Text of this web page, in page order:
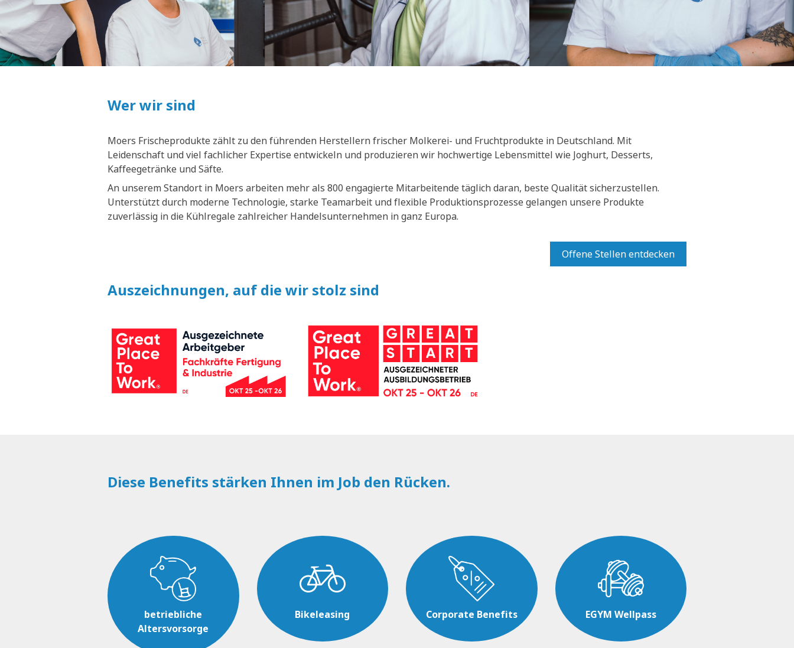
Wer wir sind
Moers Frischeprodukte zählt zu den führenden Herstellern frischer Molkerei- und Fruchtprodukte in Deutschland. Mit
Leidenschaft und viel fachlicher Expertise entwickeln und produzieren wir hochwertige Lebensmittel wie Joghurt, Desserts,
Kaffeegetränke und Säfte.
An unserem Standort in Moers arbeiten mehr als 800 engagierte Mitarbeitende täglich daran, beste Qualität sicherzustellen.
Unterstützt durch moderne Technologie, starke Teamarbeit und flexible Produktionsprozesse gelangen unsere Produkte
zuverlässig in die Kühlregale zahlreicher Handelsunternehmen in ganz Europa.
Offene Stellen entdecken
Auszeichnungen, auf die wir stolz sind
Diese Benefits stärken Ihnen im Job den Rücken.
betriebliche
Altersvorsorge
Bikeleasing Corporate Benefits EGYM Wellpass